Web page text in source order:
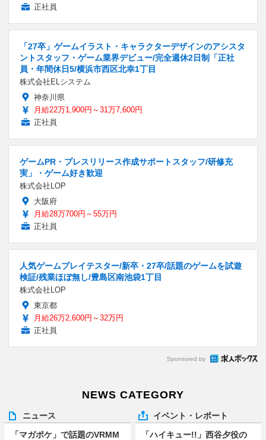
正社員
「27卒」ゲームイラスト・キャラクターデザインのアシスタ
ントスタッフ・ゲーム業界デビュー/完全週休2日制「正社
員・年間休日5/横浜市西区北幸1丁目
株式会社ELシステム
神奈川県
月給22万1,900円～31万7,600円
正社員
ゲームPR・プレスリリース作成サポートスタッフ/研修充
実」・ゲーム好き歓迎
株式会社LOP
大阪府
月給28万700円～55万円
正社員
人気ゲームプレイテスター/新卒・27卒/話題のゲームを試遊
検証/残業ほぼ無し/豊島区南池袋1丁目
株式会社LOP
東京都
月給26万2,600円～32万円
正社員
Sponsored by
NEWS CATEGORY
ニュース
「マガポケ」で話題のVRMM
イベント・レポート
「ハイキュー!!」西谷夕役の